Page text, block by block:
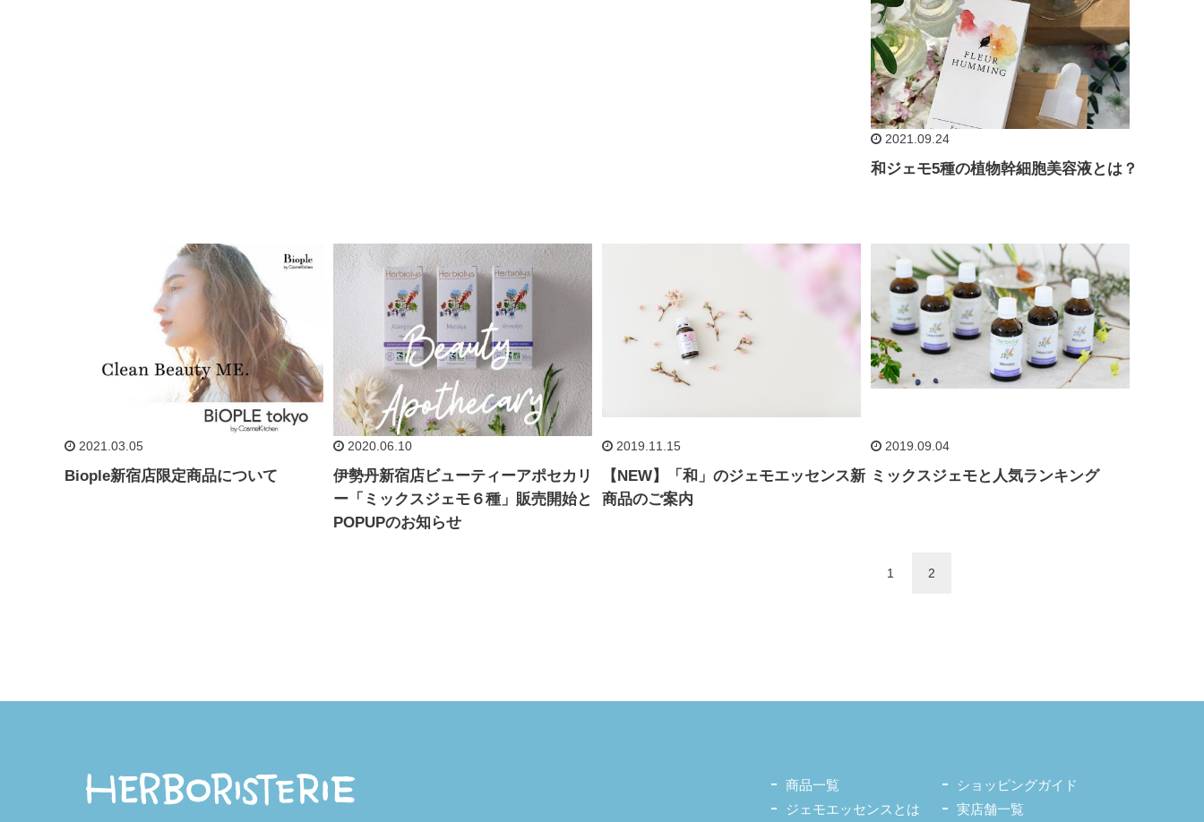
2021.09.24
和ジェモ5種の植物幹細胞美容液とは？
2021.03.05
Biople新宿店限定商品について
2020.06.10
伊勢丹新宿店ビューティーアポセカリ
ー「ミックスジェモ６種」販売開始と
POPUPのお知らせ
2019.11.15
【NEW】「和」のジェモエッセンス新
商品のご案内
2019.09.04
ミックスジェモと人気ランキング
1 2
商品一覧
ジェモエッセンスとは
ショッピングガイド
実店舗一覧